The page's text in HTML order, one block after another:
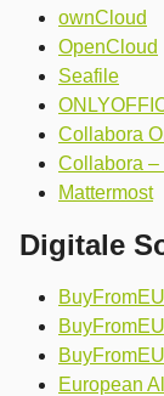
ownCloud
OpenCloud
Seafile
Collabora
Collabora –
Mattermost
Digitale
European